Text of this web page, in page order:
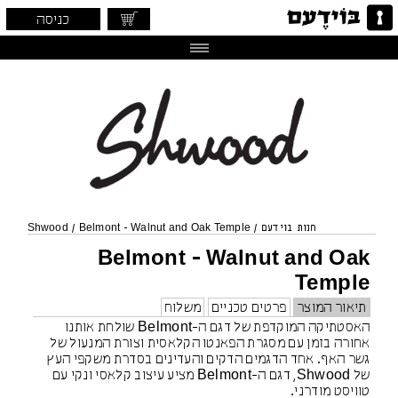
כניסה
חנות בוידעם /
Shwood / Belmont - Walnut and Oak Temple
Belmont - Walnut and Oak
Temple
תיאור המוצר פרטים טכניים
משלוח
האסטתיקה המוקדפת של דגם ה-Belmont שולחת אותנו
אחורה בזמן עם מסגרת הפאנטו הקלאסית וצורת המנעול של
גשר האף. אחד הדגמים הדקים והעדינים בסדרת משקפי העץ
של Shwood, דגם ה-Belmont מציע עיצוב קלאסי ונקי עם
טוויסט מודרני.